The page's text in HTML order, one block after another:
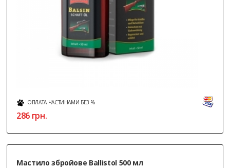
ОПЛАТА ЧАСТИНАМИ БЕЗ %
286грн.
Мастило збройове Ballistol 500 мл